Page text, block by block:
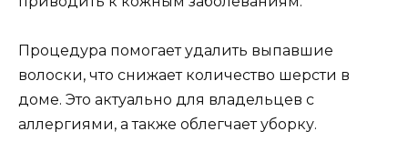
Процедура помогает удалить выпавшие
волоски, что снижает количество шерсти в
доме. Это актуально для владельцев с
аллергиями, а также облегчает уборку.